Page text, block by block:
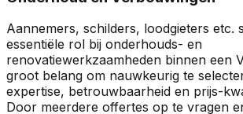
Aannemers, schilders, loodgieters etc.
essentiële rol bij onderhouds- en
renovatiewerkzaamheden binnen een
groot belang om nauwkeurig te
expertise, betrouwbaarheid en prijs-
Door meerdere offertes op te vragen